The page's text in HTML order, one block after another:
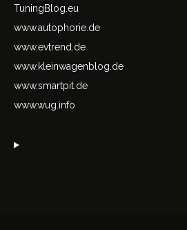
TuningBlog.eu
www.autophorie.de
www.evtrend.de
www.kleinwagenblog.de
www.smartpit.de
www.wug.info